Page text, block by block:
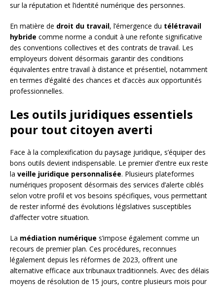
sur la réputation et l’identité numérique des personnes.
En matière de droit du travail, l’émergence du télétravail
hybride comme norme a conduit à une refonte significative
des conventions collectives et des contrats de travail. Les
employeurs doivent désormais garantir des conditions
équivalentes entre travail à distance et présentiel, notamment
en termes d’égalité des chances et d’accès aux opportunités
professionnelles.
Les outils juridiques essentiels
pour tout citoyen averti
Face à la complexification du paysage juridique, s’équiper des
bons outils devient indispensable. Le premier d’entre eux reste
la veille juridique personnalisée. Plusieurs plateformes
numériques proposent désormais des services d’alerte ciblés
selon votre profil et vos besoins spécifiques, vous permettant
de rester informé des évolutions législatives susceptibles
d’affecter votre situation.
La médiation numérique s’impose également comme un
recours de premier plan. Ces procédures, reconnues
légalement depuis les réformes de 2023, offrent une
alternative efficace aux tribunaux traditionnels. Avec des délais
moyens de résolution de 15 jours, contre plusieurs mois pour